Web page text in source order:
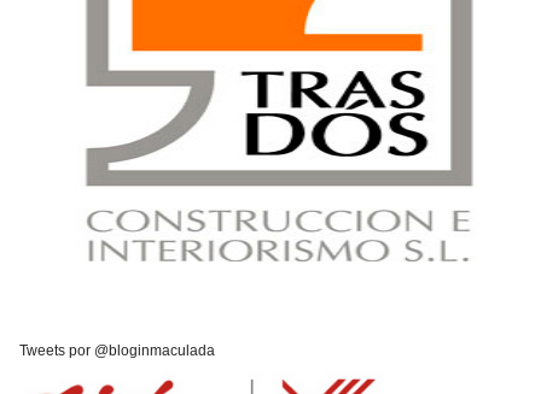
Tweets por @bloginmaculada